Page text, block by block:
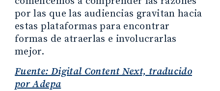
por las que las audiencias gravitan hacia
estas plataformas para encontrar
formas de atraerlas e involucrarlas
mejor.
Fuente: Digital Content Next, traducido
por Adepa